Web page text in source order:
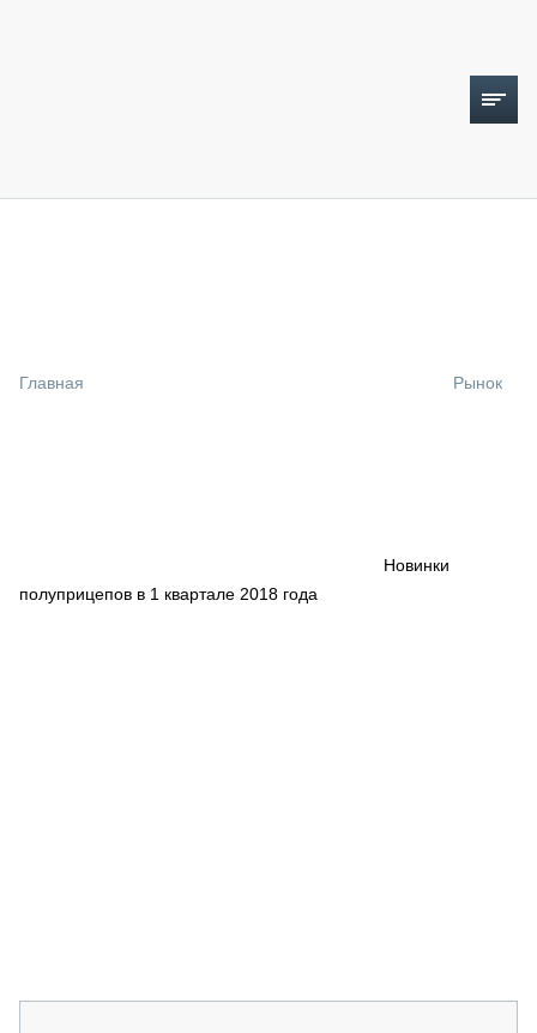
СПЕЦПРОЕКТЫ
Главная Рынок
Новинки
полуприцепов в 1 квартале 2018 года